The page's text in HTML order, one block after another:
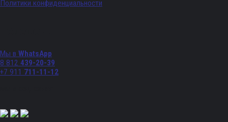
Политики конфиденциальности
Мы в WhatsApp
8 812 439-20-39
+7 911 711-11-12